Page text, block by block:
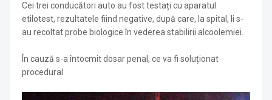
Cei trei conducători auto au fost testați cu aparatul
etilotest, rezultatele fiind negative, după care, la spital, li s-
au recoltat probe biologice în vederea stabilirii alcoolemiei.
În cauză s-a întocmit dosar penal, ce va fi soluționat
procedural.